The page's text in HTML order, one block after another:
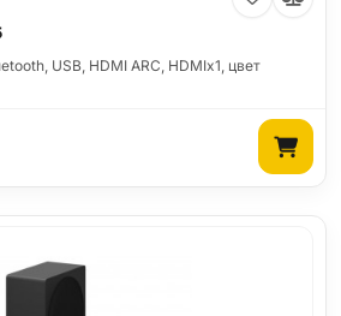
USB, HDMI ARC, HDMIx1, цвет